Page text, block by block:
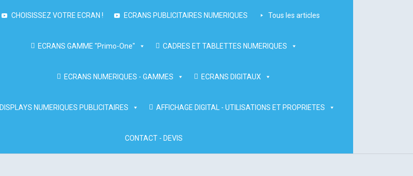
CHOISISSEZ VOTRE ECRAN ! ECRANS PUBLICITAIRES NUMERIQUES Tous les articles
ECRANS GAMME "Primo-One" CADRES ET TABLETTES NUMERIQUES
ECRANS NUMERIQUES - GAMMES ECRANS DIGITAUX
DISPLAYS NUMERIQUES PUBLICITAIRES AFFICHAGE DIGITAL - UTILISATIONS ET PROPRIETES
CONTACT - DEVIS